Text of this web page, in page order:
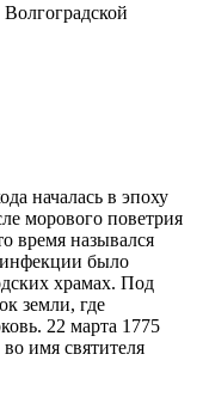
началась в эпоху
морового поветрия
время назывался
было
храмах. Под
земли, где
22 марта 1775
имя святителя